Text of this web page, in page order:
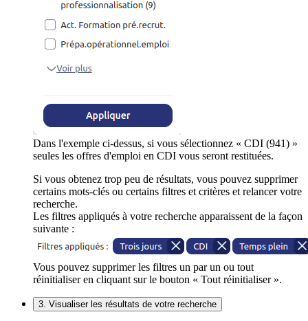
Dans l'exemple ci-dessus, si vous sélectionnez « CDI (941) »
seules les offres d'emploi en CDI vous seront restituées.
Si vous obtenez trop peu de résultats, vous pouvez supprimer
certains mots-clés ou certains filtres et critères et relancer votre
recherche.
Les filtres appliqués à votre recherche apparaissent de la façon
suivante :
Vous pouvez supprimer les filtres un par un ou tout
réinitialiser en cliquant sur le bouton « Tout réinitialiser ».
3. Visualiser les résultats de votre recherche